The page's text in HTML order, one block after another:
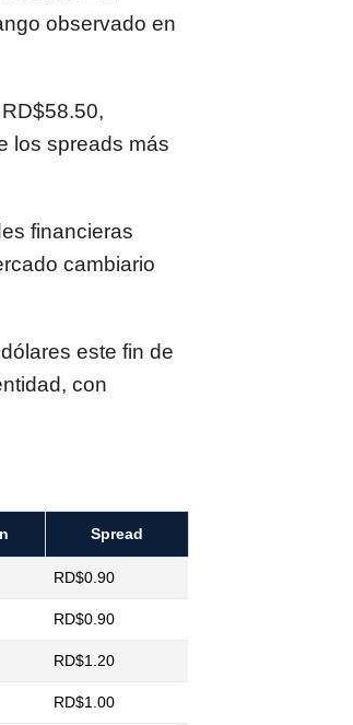
observado en
los spreads más
financieras
cambiario
este fin de
con
Spread
RD$0.90
RD$0.90
RD$1.20
RD$1.00